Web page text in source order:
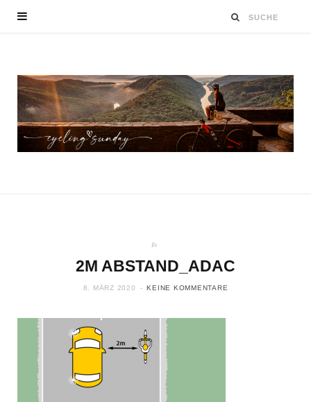
In
2M ABSTAND_ADAC
8. MÄRZ 2020 KEINE KOMMENTARE